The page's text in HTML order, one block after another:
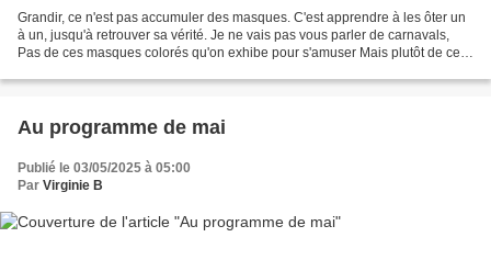
Grandir, ce n'est pas accumuler des masques. C'est apprendre à les ôter un
à un, jusqu'à retrouver sa vérité. Je ne vais pas vous parler de carnavals,
Pas de ces masques colorés qu'on exhibe pour s'amuser Mais plutôt de ces
Au programme de mai
Publié le 03/05/2025 à 05:00
Par Virginie B